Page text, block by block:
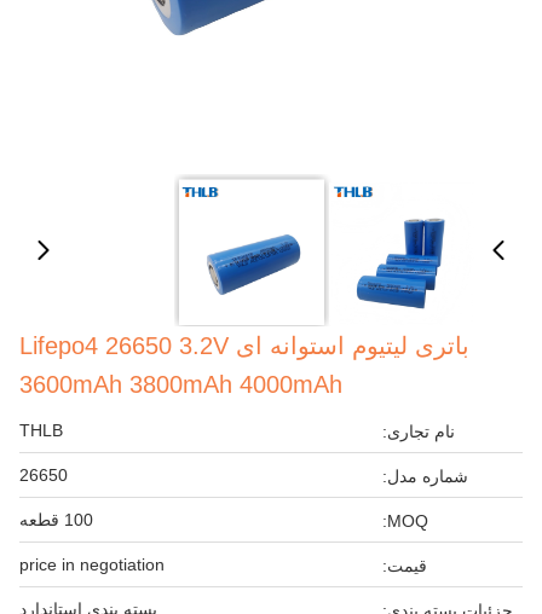
باتری لیتیوم استوانه ای Lifepo4 26650 3.2V
3600mAh 3800mAh 4000mAh
نام تجاری: THLB
شماره مدل: 26650
MOQ: 100 قطعه
قیمت: price in negotiation
بسته بندی استاندارد